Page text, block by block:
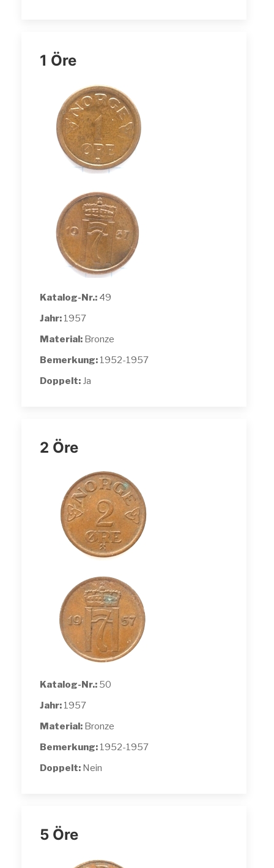
1 Öre
Katalog-Nr.: 49
Jahr: 1957
Material: Bronze
Bemerkung: 1952-1957
Doppelt: Ja
2 Öre
Katalog-Nr.: 50
Jahr: 1957
Material: Bronze
Bemerkung: 1952-1957
Doppelt: Nein
5 Öre